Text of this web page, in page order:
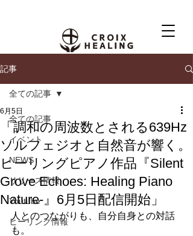
記事
全ての記事
イベント
NEWS
リリース情報
Youtube
ヒーリング情報
全ての記事
「調和の周波数とされる639Hz
ソルフェジオと自然音が響く。
ヒーリングピアノ作品『Silent
Grove Echoes: Healing Piano
Nature-』6月5日配信開始」
6月5日
人とのつながりも、自分自身との対話
も。